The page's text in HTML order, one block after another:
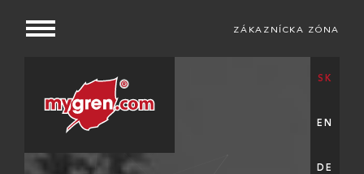
ZÁKAZNÍCKA ZÓNA
SK
EN
DE